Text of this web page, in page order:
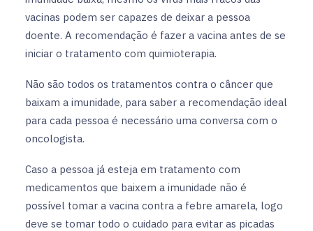
vacinas podem ser capazes de deixar a pessoa
doente. A recomendação é fazer a vacina antes de se
iniciar o tratamento com quimioterapia.
Não são todos os tratamentos contra o câncer que
baixam a imunidade, para saber a recomendação ideal
para cada pessoa é necessário uma conversa com o
oncologista.
Caso a pessoa já esteja em tratamento com
medicamentos que baixem a imunidade não é
possível tomar a vacina contra a febre amarela, logo
deve se tomar todo o cuidado para evitar as picadas